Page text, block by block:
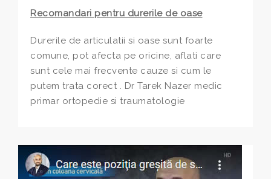
Recomandari pentru durerile de oase
Durerile de articulatii si oase sunt foarte
comune, pot afecta pe oricine, aflati care
sunt cele mai frecvente cauze si cum le
putem trata corect . Dr Tarek Nazer medic
primar ortopedie si traumatologie